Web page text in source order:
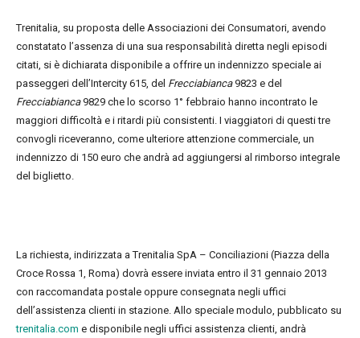
Trenitalia, su proposta delle Associazioni dei Consumatori, avendo
constatato l’assenza di una sua responsabilità diretta negli episodi
citati, si è dichiarata disponibile a offrire un indennizzo speciale ai
passeggeri dell’Intercity 615, del Frecciabianca9823 e del
Frecciabianca9829 che lo scorso 1° febbraio hanno incontrato le
maggiori difficoltà e i ritardi più consistenti. I viaggiatori di questi tre
convogli riceveranno, come ulteriore attenzione commerciale, un
indennizzo di 150 euro che andrà ad aggiungersi al rimborso integrale
del biglietto.
La richiesta, indirizzata a Trenitalia SpA – Conciliazioni (Piazza della
Croce Rossa 1, Roma) dovrà essere inviata entro il 31 gennaio 2013
con raccomandata postale oppure consegnata negli uffici
dell’assistenza clienti in stazione. Allo speciale modulo, pubblicato su
trenitalia.com e disponibile negli uffici assistenza clienti, andrà